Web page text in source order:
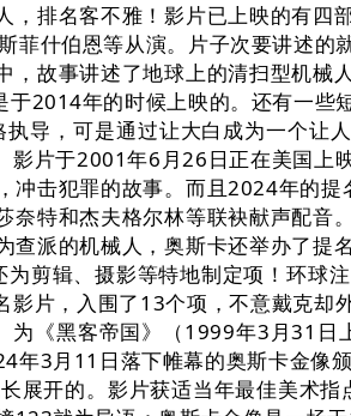
排名客不雅！影片已上映的有四
什伯恩等从演。片子次要讲述的
故事讲述了地球上的清扫型机械
2014年的时候上映的。还有一些
导，可是通过让大白成为一个让
片于2001年6月26日正在美国上
击犯罪的故事。而且2024年的
特和杰夫格尔林等联袂献声配音
派的机械人，奥斯卡还举办了提
剪辑、摄影等特地制定项！环球
片，入围了13个项，不意戴克却
《黑客帝国》（1999年3月31日
年3月11日落下帷幕的奥斯卡金像
开的。影片获适当年最佳美术